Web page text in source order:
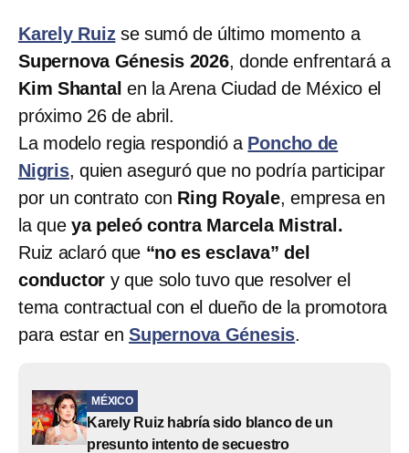
Karely Ruizse sumó de último momento a
Supernova Génesis 2026, donde enfrentará a
Kim Shantal en la Arena Ciudad de México el
próximo 26 de abril.
La modelo regia respondió a Poncho de
Nigris, quien aseguró que no podría participar
por un contrato con Ring Royale, empresa en
la que ya peleó contra Marcela Mistral.
Ruiz aclaró que “no es esclava” del
conductor y que solo tuvo que resolver el
tema contractual con el dueño de la promotora
para estar enSupernova Génesis.
MÉXICO
Karely Ruiz habría sido blanco de un
presunto intento de secuestro